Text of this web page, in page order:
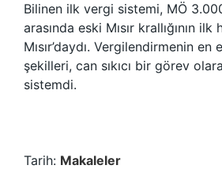
Bilinen ilk vergi sistemi, MÖ
arasında eski Mısır krallığının ilk
Mısır’daydı. Vergilendirmenin en
şekilleri, can sıkıcı bir görev
sistemdi.
Tarih: Makaleler